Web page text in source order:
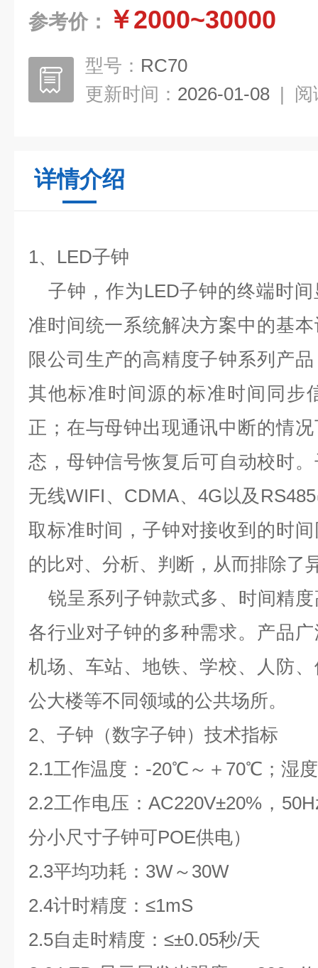
参考价： ￥2000~30000
型号： RC70
更新时间： 2026-01-08 | 阅
详情介绍
1、 LED子钟
子钟，作为LED子钟的终端时
准时间统一系统解决方案中的基
限公司生产的高精度子钟系列产
其他标准时间源的标准时间同步
正；在与母钟出现通讯中断的情
态，母钟信号恢复后可自动校时
无线WIFI 、 CDMA、4G以及 RS485
取标准时间，子钟对接收到的时
的比对、分析、判断，从而排除了
锐呈系列子钟款式多、时间精
各行业对子钟的多种需求。产品
机场、车站、地铁、学校、人防
公大楼等不同领域的公共场所。
2、 子钟（数字子钟） 技术指标
2.1工作温度： -20℃～＋ 70℃；湿
2.2工作电压：AC220V±20% ，
分小尺寸子钟可POE供电）
2.3平均功耗： 3W～ 30W
2.4计时精度： ≤1mS
2.5自走时精度：≤±0.05秒/天